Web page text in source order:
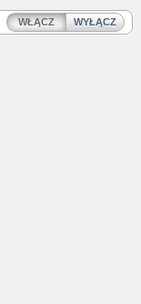
WŁĄCZ WYŁĄCZ